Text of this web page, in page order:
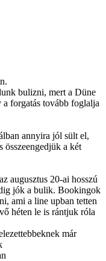
bulizni, mert a Düne
a forgatás tovább foglalja
annyira jól sült el,
összeengedjük a két
augusztus 20-ai hosszú
jók a bulik. Bookingok
ami a line upban tetten
héten le is rántjuk róla
már